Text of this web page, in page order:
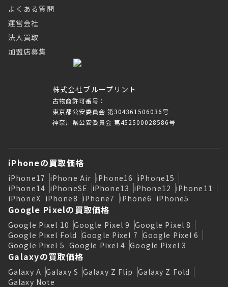
株式会社ブループリント
古物商許可番号：
東京都公安委員会 第304361506036号
神奈川県公安委員会 第452500028586号
よくある質問
運営会社
法人買取
加盟店募集
iPhoneの買取価格
iPhone17 iPhone Air iPhone16 iPhone15
iPhone14 iPhoneSE iPhone13 iPhone12 iPhone11
iPhoneX iPhone8 iPhone7 iPhone6 iPhone5
Google Pixelの買取価格
Google Pixel 10 Google Pixel 9 Google Pixel 8
Google Pixel Fold Google Pixel 7 Google Pixel 6
Google Pixel 5 Google Pixel 4 Google Pixel 3
Galaxyの買取価格
Galaxy A Galaxy S Galaxy Z Flip Galaxy Z Fold
Galaxy Note